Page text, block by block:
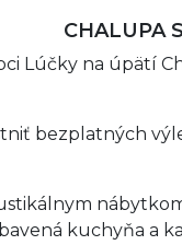
CHALUPA
Lúčky na úpätí
bezplatných
kuchyňa a